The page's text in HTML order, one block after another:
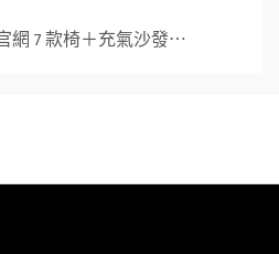
網 7 款椅＋充氣沙發⋯